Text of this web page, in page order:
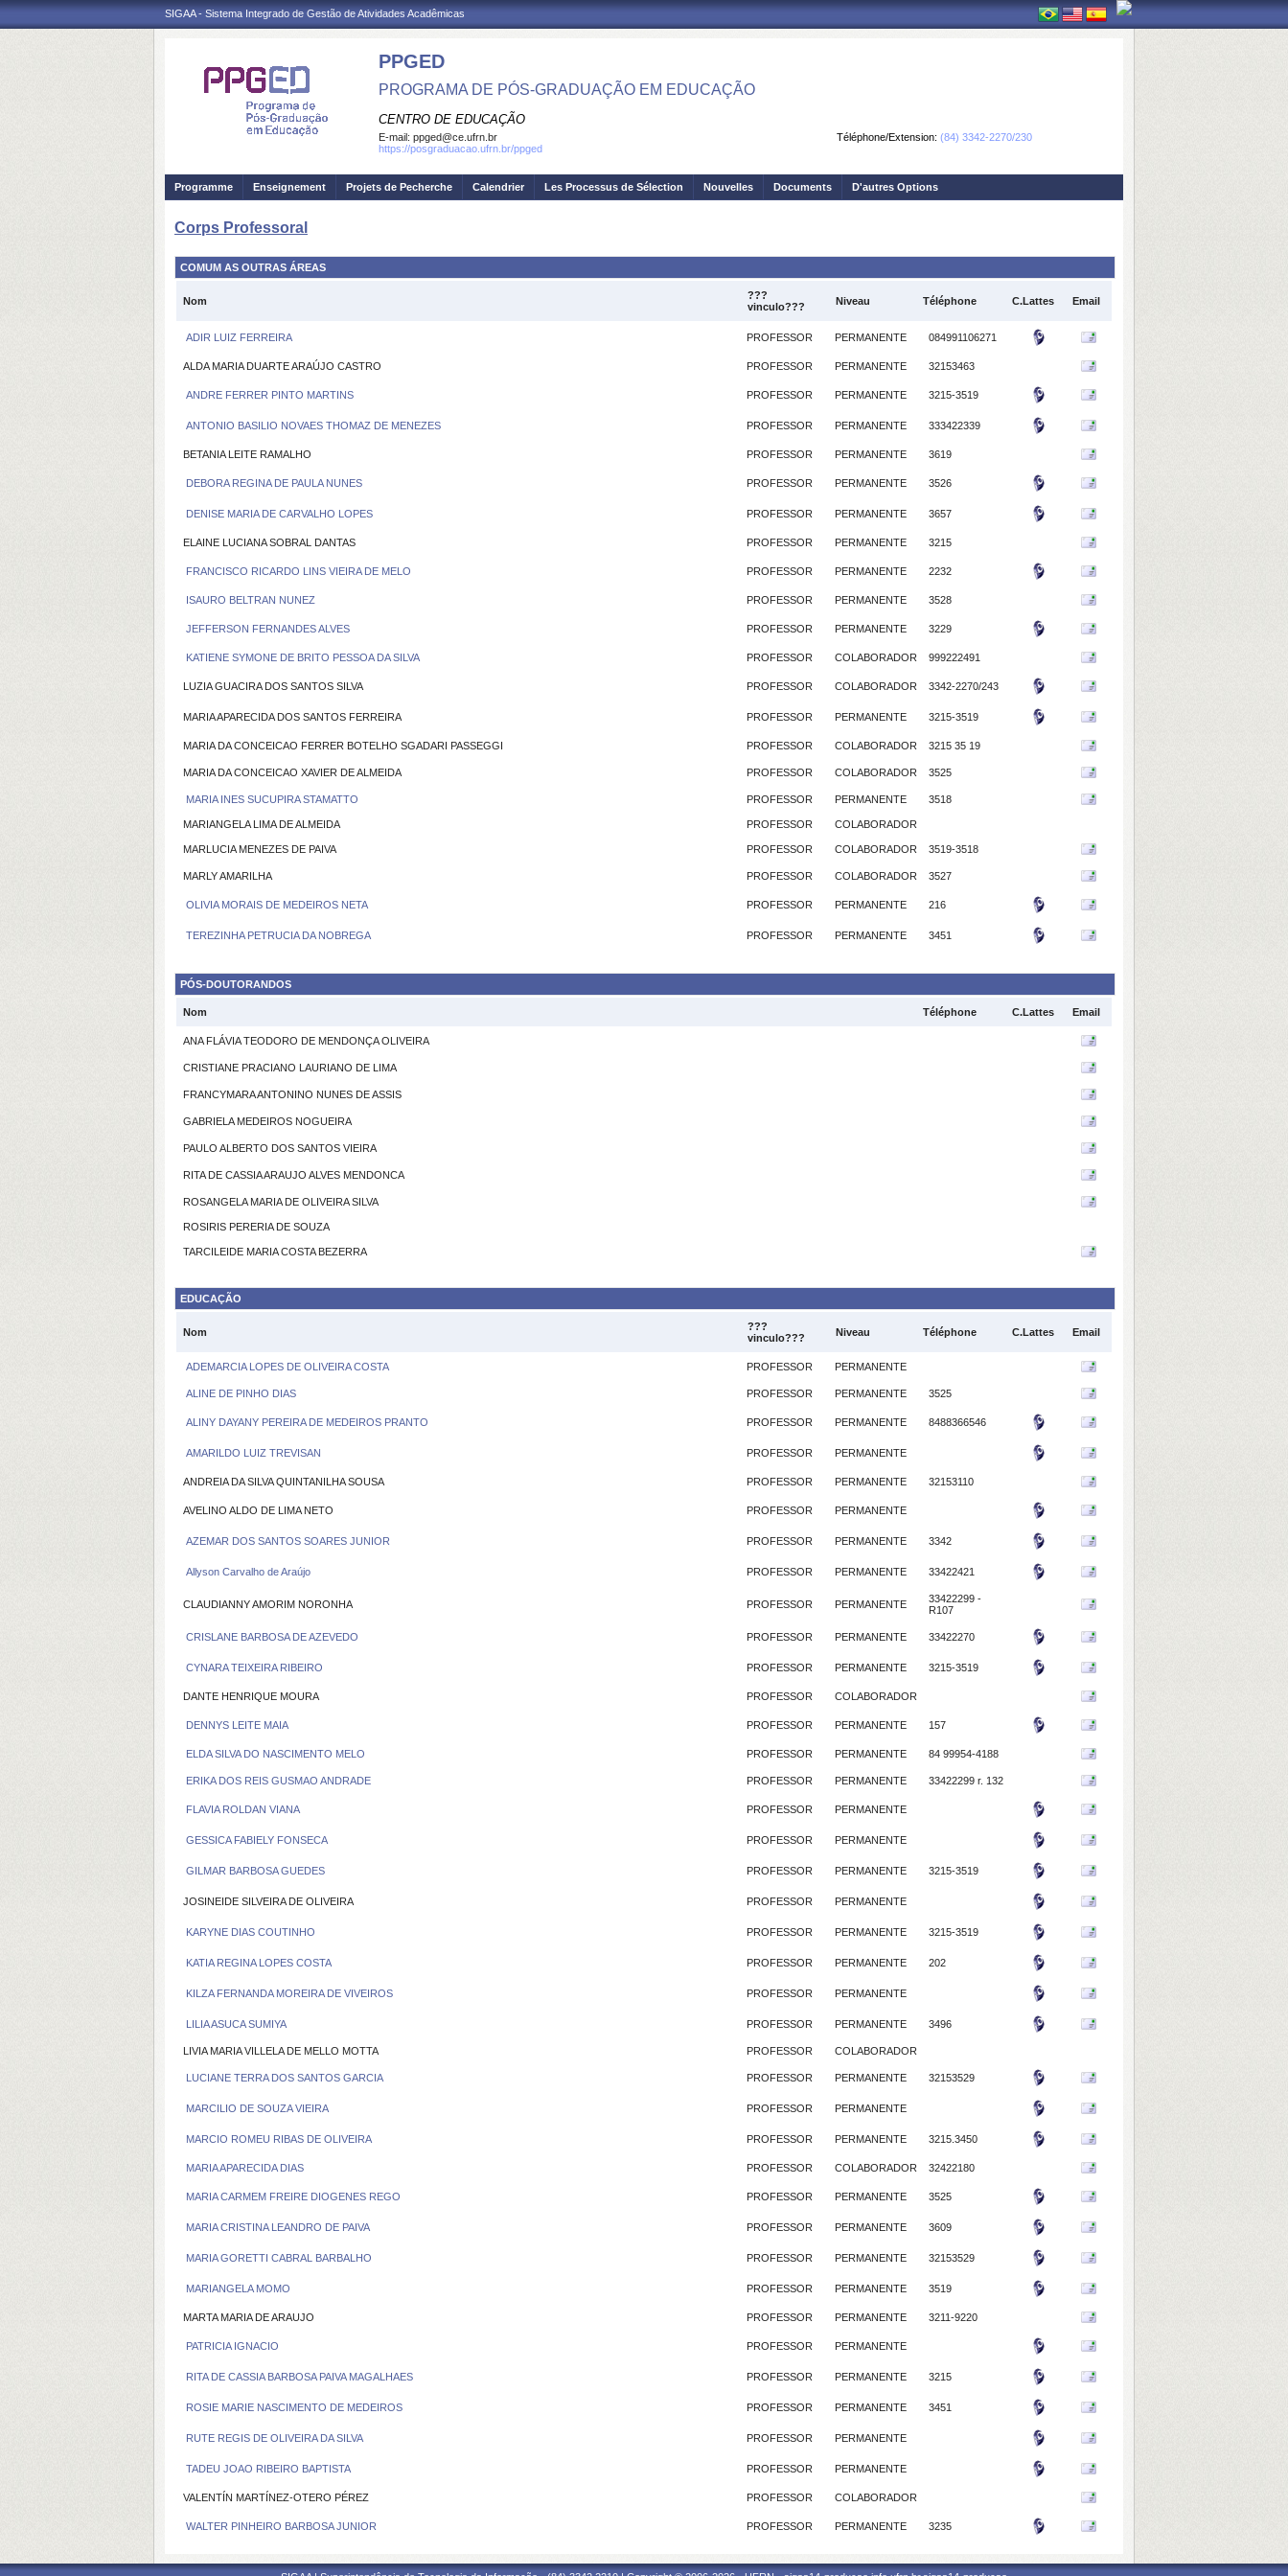
SIGAA - Sistema Integrado de Gestão de Atividades Acadêmicas
PPGED
PROGRAMA DE PÓS-GRADUAÇÃO EM EDUCAÇÃO
CENTRO DE EDUCAÇÃO
Téléphone/Extension: (84) 3342-2270/230
E-mail: ppged@ce.ufrn.br
https://posgraduacao.ufrn.br/ppged
Programme Enseignement Projets de Pecherche Calendrier Les Processus de Sélection Nouvelles Documents D'autres Options
Corps Professoral
COMUM AS OUTRAS ÁREAS
Nom
???
vinculo???
Niveau Téléphone C.Lattes Email
ADIR LUIZ FERREIRA PROFESSOR PERMANENTE 084991106271
ALDA MARIA DUARTE ARAÚJO CASTRO PROFESSOR PERMANENTE 32153463
ANDRE FERRER PINTO MARTINS PROFESSOR PERMANENTE 3215-3519
ANTONIO BASILIO NOVAES THOMAZ DE MENEZES PROFESSOR PERMANENTE 333422339
BETANIA LEITE RAMALHO PROFESSOR PERMANENTE 3619
DEBORA REGINA DE PAULA NUNES PROFESSOR PERMANENTE 3526
DENISE MARIA DE CARVALHO LOPES PROFESSOR PERMANENTE 3657
ELAINE LUCIANA SOBRAL DANTAS PROFESSOR PERMANENTE 3215
FRANCISCO RICARDO LINS VIEIRA DE MELO PROFESSOR PERMANENTE 2232
ISAURO BELTRAN NUNEZ PROFESSOR PERMANENTE 3528
JEFFERSON FERNANDES ALVES PROFESSOR PERMANENTE 3229
KATIENE SYMONE DE BRITO PESSOA DA SILVA PROFESSOR COLABORADOR 999222491
LUZIA GUACIRA DOS SANTOS SILVA PROFESSOR COLABORADOR 3342-2270/243
MARIA APARECIDA DOS SANTOS FERREIRA PROFESSOR PERMANENTE 3215-3519
MARIA DA CONCEICAO FERRER BOTELHO SGADARI PASSEGGI PROFESSOR COLABORADOR 3215 35 19
MARIA DA CONCEICAO XAVIER DE ALMEIDA PROFESSOR COLABORADOR 3525
MARIA INES SUCUPIRA STAMATTO PROFESSOR PERMANENTE 3518
MARIANGELA LIMA DE ALMEIDA PROFESSOR COLABORADOR
MARLUCIA MENEZES DE PAIVA PROFESSOR COLABORADOR 3519-3518
MARLY AMARILHA PROFESSOR COLABORADOR 3527
OLIVIA MORAIS DE MEDEIROS NETA PROFESSOR PERMANENTE 216
TEREZINHA PETRUCIA DA NOBREGA PROFESSOR PERMANENTE 3451
PÓS-DOUTORANDOS
Nom Téléphone C.Lattes Email
ANA FLÁVIA TEODORO DE MENDONÇA OLIVEIRA
CRISTIANE PRACIANO LAURIANO DE LIMA
FRANCYMARA ANTONINO NUNES DE ASSIS
GABRIELA MEDEIROS NOGUEIRA
PAULO ALBERTO DOS SANTOS VIEIRA
RITA DE CASSIA ARAUJO ALVES MENDONCA
ROSANGELA MARIA DE OLIVEIRA SILVA
ROSIRIS PERERIA DE SOUZA
TARCILEIDE MARIA COSTA BEZERRA
EDUCAÇÃO
Nom
???
vinculo???
Niveau Téléphone C.Lattes Email
ADEMARCIA LOPES DE OLIVEIRA COSTA PROFESSOR PERMANENTE
ALINE DE PINHO DIAS PROFESSOR PERMANENTE 3525
ALINY DAYANY PEREIRA DE MEDEIROS PRANTO PROFESSOR PERMANENTE 8488366546
AMARILDO LUIZ TREVISAN PROFESSOR PERMANENTE
ANDREIA DA SILVA QUINTANILHA SOUSA PROFESSOR PERMANENTE 32153110
AVELINO ALDO DE LIMA NETO PROFESSOR PERMANENTE
AZEMAR DOS SANTOS SOARES JUNIOR PROFESSOR PERMANENTE 3342
Allyson Carvalho de Araújo PROFESSOR PERMANENTE 33422421
CLAUDIANNY AMORIM NORONHA PROFESSOR PERMANENTE
33422299 -
R107
CRISLANE BARBOSA DE AZEVEDO PROFESSOR PERMANENTE 33422270
CYNARA TEIXEIRA RIBEIRO PROFESSOR PERMANENTE 3215-3519
DANTE HENRIQUE MOURA PROFESSOR COLABORADOR
DENNYS LEITE MAIA PROFESSOR PERMANENTE 157
ELDA SILVA DO NASCIMENTO MELO PROFESSOR PERMANENTE 84 99954-4188
ERIKA DOS REIS GUSMAO ANDRADE PROFESSOR PERMANENTE 33422299 r. 132
FLAVIA ROLDAN VIANA PROFESSOR PERMANENTE
GESSICA FABIELY FONSECA PROFESSOR PERMANENTE
GILMAR BARBOSA GUEDES PROFESSOR PERMANENTE 3215-3519
JOSINEIDE SILVEIRA DE OLIVEIRA PROFESSOR PERMANENTE
KARYNE DIAS COUTINHO PROFESSOR PERMANENTE 3215-3519
KATIA REGINA LOPES COSTA PROFESSOR PERMANENTE 202
KILZA FERNANDA MOREIRA DE VIVEIROS PROFESSOR PERMANENTE
LILIA ASUCA SUMIYA PROFESSOR PERMANENTE 3496
LIVIA MARIA VILLELA DE MELLO MOTTA PROFESSOR COLABORADOR
LUCIANE TERRA DOS SANTOS GARCIA PROFESSOR PERMANENTE 32153529
MARCILIO DE SOUZA VIEIRA PROFESSOR PERMANENTE
MARCIO ROMEU RIBAS DE OLIVEIRA PROFESSOR PERMANENTE 3215.3450
MARIA APARECIDA DIAS PROFESSOR COLABORADOR 32422180
MARIA CARMEM FREIRE DIOGENES REGO PROFESSOR PERMANENTE 3525
MARIA CRISTINA LEANDRO DE PAIVA PROFESSOR PERMANENTE 3609
MARIA GORETTI CABRAL BARBALHO PROFESSOR PERMANENTE 32153529
MARIANGELA MOMO PROFESSOR PERMANENTE 3519
MARTA MARIA DE ARAUJO PROFESSOR PERMANENTE 3211-9220
PATRICIA IGNACIO PROFESSOR PERMANENTE
RITA DE CASSIA BARBOSA PAIVA MAGALHAES PROFESSOR PERMANENTE 3215
ROSIE MARIE NASCIMENTO DE MEDEIROS PROFESSOR PERMANENTE 3451
RUTE REGIS DE OLIVEIRA DA SILVA PROFESSOR PERMANENTE
TADEU JOAO RIBEIRO BAPTISTA PROFESSOR PERMANENTE
VALENTÍN MARTÍNEZ-OTERO PÉREZ PROFESSOR COLABORADOR
WALTER PINHEIRO BARBOSA JUNIOR PROFESSOR PERMANENTE 3235